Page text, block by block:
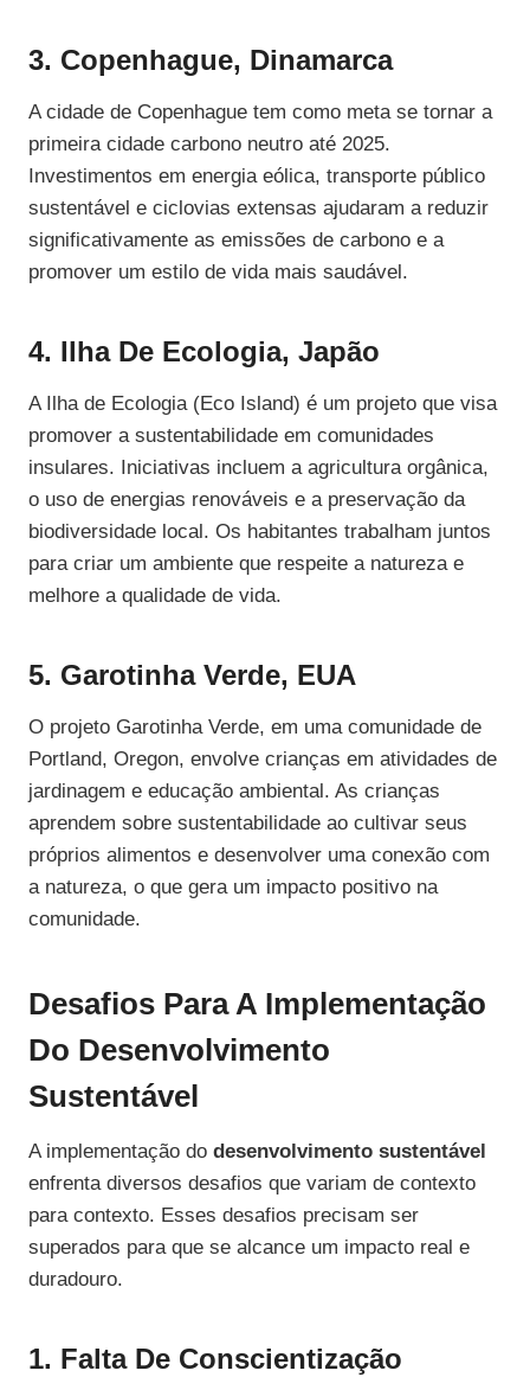
3. Copenhague, Dinamarca
A cidade de Copenhague tem como meta se tornar a
primeira cidade carbono neutro até 2025.
Investimentos em energia eólica, transporte público
sustentável e ciclovias extensas ajudaram a reduzir
significativamente as emissões de carbono e a
promover um estilo de vida mais saudável.
4. Ilha De Ecologia, Japão
A Ilha de Ecologia (Eco Island) é um projeto que visa
promover a sustentabilidade em comunidades
insulares. Iniciativas incluem a agricultura orgânica,
o uso de energias renováveis e a preservação da
biodiversidade local. Os habitantes trabalham juntos
para criar um ambiente que respeite a natureza e
melhore a qualidade de vida.
5. Garotinha Verde, EUA
O projeto Garotinha Verde, em uma comunidade de
Portland, Oregon, envolve crianças em atividades de
jardinagem e educação ambiental. As crianças
aprendem sobre sustentabilidade ao cultivar seus
próprios alimentos e desenvolver uma conexão com
a natureza, o que gera um impacto positivo na
comunidade.
Desafios Para A Implementação
Do Desenvolvimento
Sustentável
A implementação do desenvolvimento sustentável
enfrenta diversos desafios que variam de contexto
para contexto. Esses desafios precisam ser
superados para que se alcance um impacto real e
duradouro.
1. Falta De Conscientização